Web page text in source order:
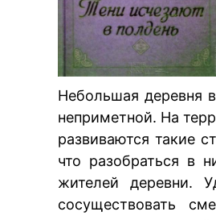
Небольшая деревня
неприметной. На
развиваются такие
что разобраться в
жителей деревни.
сосуществовать